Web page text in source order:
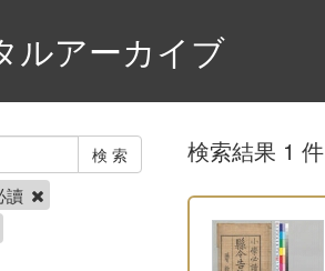
ルアーカイブ
讀
検索結果 1 件